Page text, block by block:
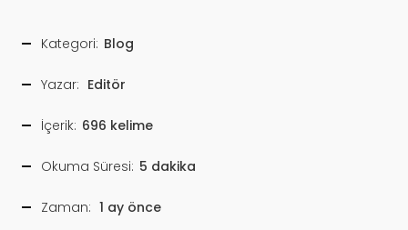
Kategori: Blog
Yazar: Editör
İçerik: 696 kelime
Okuma Süresi: 5 dakika
Zaman: 1 ay önce